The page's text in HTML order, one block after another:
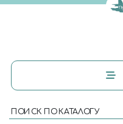
ПОИСК ПО КАТАЛОГУ